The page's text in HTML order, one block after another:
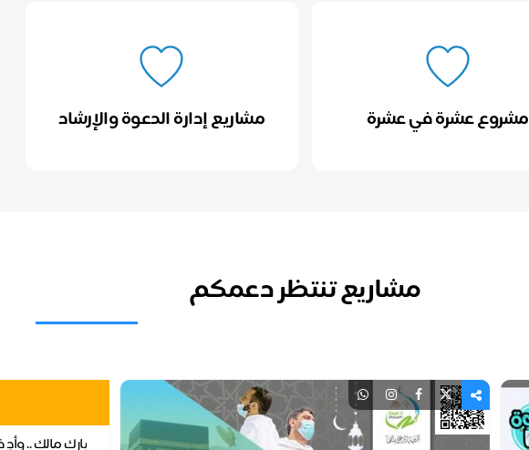
مشروع عشرة في عشرة مشاريع إدارة الدعوة والإرشاد
مشاريع تنتظر دعمكم